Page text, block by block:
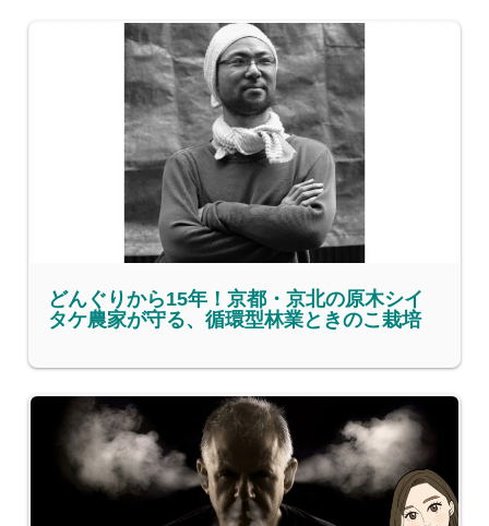
どんぐりから15年！京都・京北の原木シイ
タケ農家が守る、循環型林業ときのこ栽培